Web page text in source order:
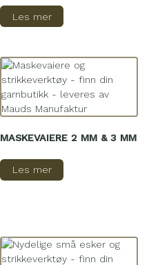
Les mer
MASKEVAIERE 2 MM & 3 MM
Les mer